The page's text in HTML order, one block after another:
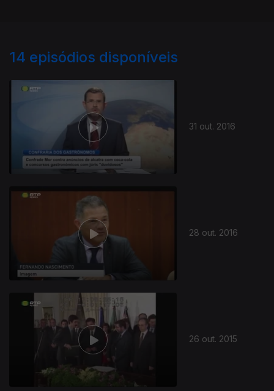
14 episódios disponíveis
31 out. 2016
28 out. 2016
26 out. 2015